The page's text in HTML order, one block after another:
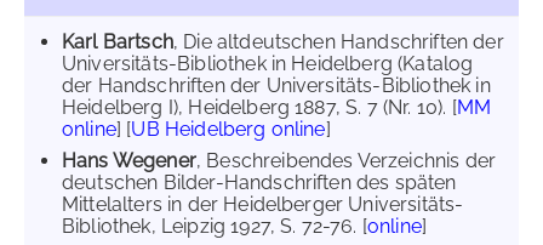
Karl Bartsch, Die altdeutschen Handschriften der
Universitäts-Bibliothek in Heidelberg (Katalog
der Handschriften der Universitäts-Bibliothek in
Heidelberg I), Heidelberg 1887, S. 7 (Nr. 10). [MM
online] [UB Heidelberg online]
Hans Wegener, Beschreibendes Verzeichnis der
deutschen Bilder-Handschriften des späten
Mittelalters in der Heidelberger Universitäts-
Bibliothek, Leipzig 1927, S. 72-76. [online]